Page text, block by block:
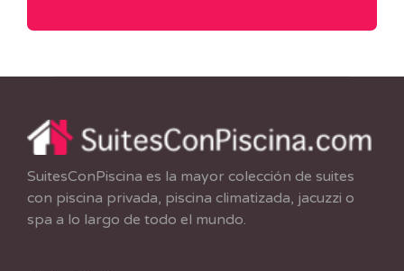
SuitesConPiscina es la mayor colección de suites
con piscina privada, piscina climatizada, jacuzzi o
spa a lo largo de todo el mundo.